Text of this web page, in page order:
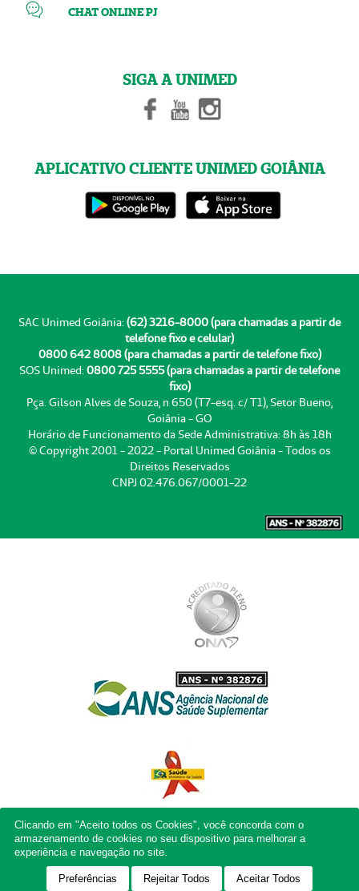
CHAT ONLINE PJ
SIGA A UNIMED
APLICATIVO CLIENTE UNIMED GOIÂNIA
SAC Unimed Goiânia: (62) 3216-8000 (para chamadas a partir de
telefone fixo e celular)
0800 642 8008 (para chamadas a partir de telefone fixo)
SOS Unimed: 0800 725 5555 (para chamadas a partir de telefone
fixo)
Pça. Gilson Alves de Souza, n 650 (T7-esq. c/ T1), Setor Bueno,
Goiânia - GO
Horário de Funcionamento da Sede Administrativa: 8h às 18h
© Copyright 2001 - 2022 - Portal Unimed Goiânia - Todos os
Direitos Reservados
CNPJ 02.476.067/0001-22
Clicando em "Aceito todos os Cookies", você concorda com o
armazenamento de cookies no seu dispositivo para melhorar a
experiência e navegação no site.
Preferências Rejeitar Todos Aceitar Todos